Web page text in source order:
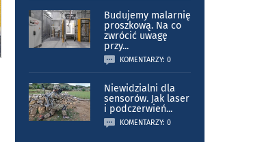
Budujemy malarnię
proszkową. Na co
zwrócić uwagę
przy...
KOMENTARZY: 0
Niewidzialni dla
sensorów. Jak laser
i podczerwień...
KOMENTARZY: 0